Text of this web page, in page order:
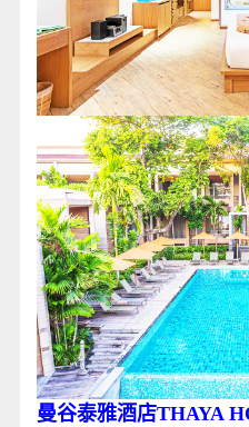
曼谷泰雅酒店THAYA